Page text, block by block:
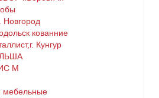
Новгород
кованние
Кунгур
М
мебельные